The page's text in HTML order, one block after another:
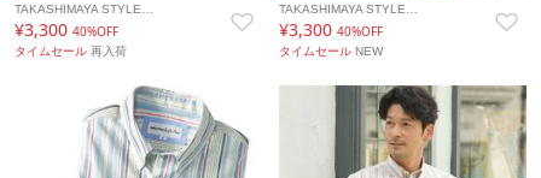
TAKASHIMAYA STYLE…
¥3,300 40%OFF
タイムセール 再入荷
TAKASHIMAYA STYLE…
¥3,30040%OFF
タイムセールNEW